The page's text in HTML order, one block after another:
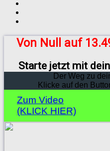
Von Null auf
Starte jetzt mit
Der Weg zu
Klicke auf den
Zum Video
(KLICK HIER)